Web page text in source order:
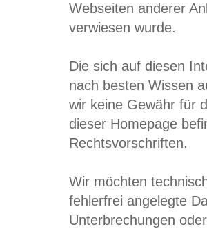
Webseiten anderer
verwiesen wurde.
Die sich auf diesen
nach besten Wissen
wir keine Gewähr für
dieser Homepage
Rechtsvorschriften.
Wir möchten
fehlerfrei angelegte
Unterbrechungen